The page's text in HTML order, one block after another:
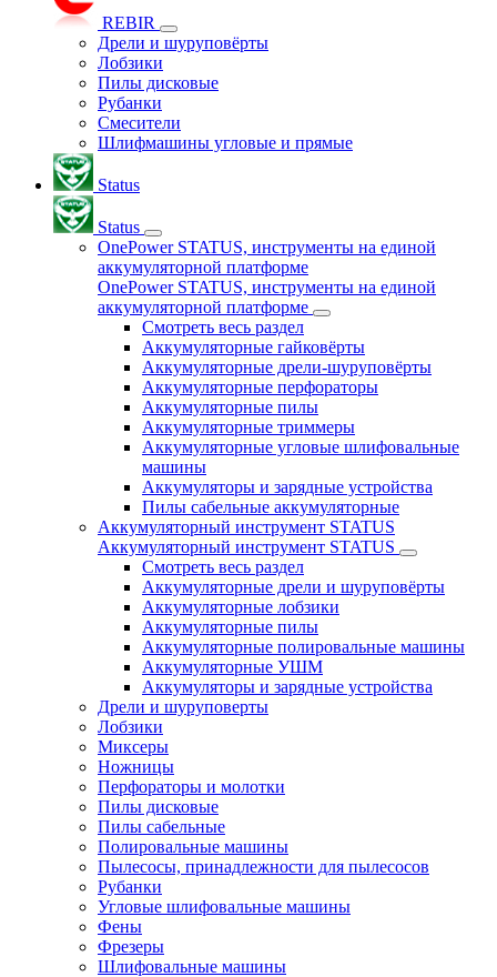
REBIR
Дрели и шуруповёрты
Лобзики
Пилы дисковые
Рубанки
Смесители
Шлифмашины угловые и прямые
Status
Status
OnePower STATUS, инструменты на единой
аккумуляторной платформе
OnePower STATUS, инструменты на единой
аккумуляторной платформе
Смотреть весь раздел
Аккумуляторные гайковёрты
Аккумуляторные дрели-шуруповёрты
Аккумуляторные перфораторы
Аккумуляторные пилы
Аккумуляторные триммеры
Аккумуляторные угловые шлифовальные
машины
Аккумуляторы и зарядные устройства
Пилы сабельные аккумуляторные
Аккумуляторный инструмент STATUS
Аккумуляторный инструмент STATUS
Смотреть весь раздел
Аккумуляторные дрели и шуруповёрты
Аккумуляторные лобзики
Аккумуляторные пилы
Аккумуляторные полировальные машины
Аккумуляторные УШМ
Аккумуляторы и зарядные устройства
Дрели и шуруповерты
Лобзики
Миксеры
Ножницы
Перфораторы и молотки
Пилы дисковые
Пилы сабельные
Полировальные машины
Пылесосы, принадлежности для пылесосов
Рубанки
Угловые шлифовальные машины
Фены
Фрезеры
Шлифовальные машины